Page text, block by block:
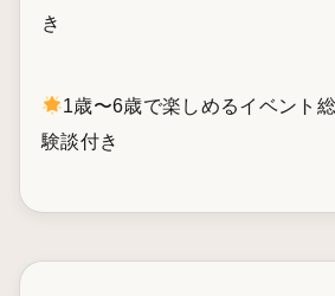
き
1歳〜6歳で楽しめるイベント
験談付き